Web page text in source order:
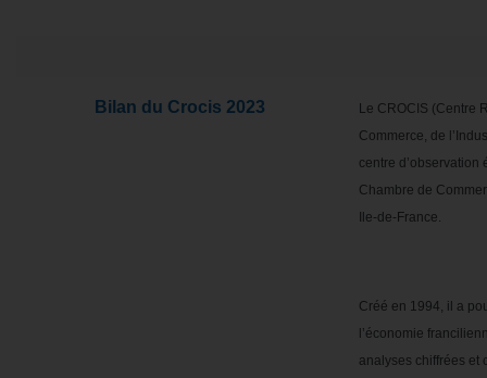
Bilan du Crocis 2023
Le CROCIS (Centre
Commerce, de
centre
Chambre de
Ile-de-France.
Créé en 1994, il a
l’économie
analyses chiffrées et